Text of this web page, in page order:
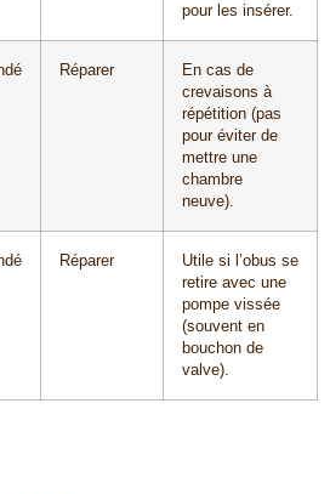
pour les insérer.
Réparer
En cas de
crevaisons à
répétition (pas
pour éviter de
mettre une
chambre
neuve).
Réparer
Utile si l’obus se
retire avec une
pompe vissée
(souvent en
bouchon de
valve).